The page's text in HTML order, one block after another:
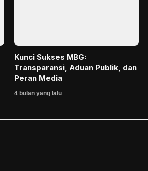
Kunci Sukses MBG:
Transparansi, Aduan Publik, dan
Peran Media
4 bulan yang lalu